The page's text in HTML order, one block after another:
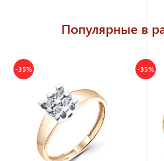
Популярные в
-35% -35%